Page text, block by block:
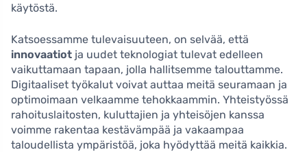
käytöstä.
Katsoessamme tulevaisuuteen, on selvää, että
innovaatiot ja uudet teknologiat tulevat edelleen
vaikuttamaan tapaan, jolla hallitsemme talouttamme.
Digitaaliset työkalut voivat auttaa meitä seuramaan ja
optimoimaan velkaamme tehokkaammin. Yhteistyössä
rahoituslaitosten, kuluttajien ja yhteisöjen kanssa
voimme rakentaa kestävämpää ja vakaampaa
taloudellista ympäristöä, joka hyödyttää meitä kaikkia.